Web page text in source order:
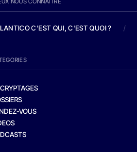
C'EST QUI, C'EST QUOI ? /
VOUS